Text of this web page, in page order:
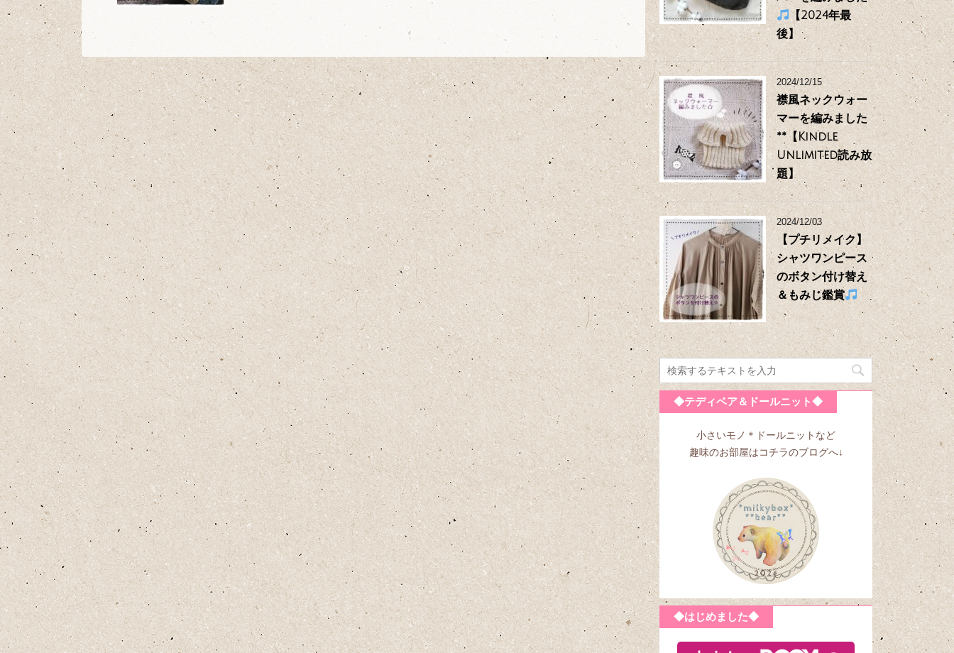
【2024年最
後】
2024/12/15
襟風ネックウォー
マーを編みました
**【Kindle
Unlimited読み放
題】
2024/12/03
【プチリメイク】
シャツワンピース
のボタン付け替え
＆もみじ鑑賞
◆テディベア＆ドールニット◆
小さいモノ＊ドールニットなど
趣味のお部屋はコチラのブログへ↓
◆はじめました◆